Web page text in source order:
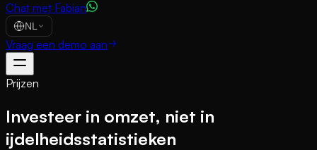
Chat met Fabian
NL
Vraag een demo aan
Prijzen
Investeer in omzet, niet in
ijdelheidsstatistieken